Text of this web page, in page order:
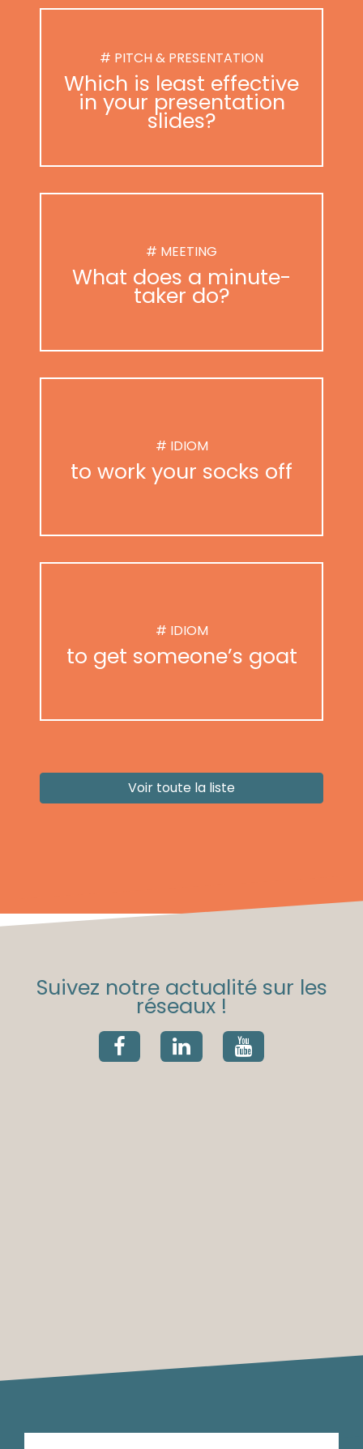
# PITCH & PRESENTATION
Which is least effective
in your presentation
slides?
# MEETING
What does a minute-
taker do?
# IDIOM
to work your socks off
# IDIOM
to get someone’s goat
Voir toute la liste
Suivez notre actualité sur les
réseaux !